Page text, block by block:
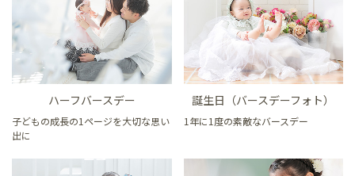
ハーフバースデー
子どもの成長の1ページを大切な思い
出に
誕生日（バースデーフォト）
1年に1度の素敵なバースデー